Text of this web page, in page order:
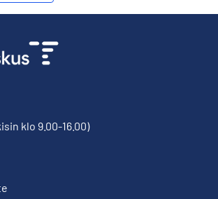
klo 9.00-16.00)